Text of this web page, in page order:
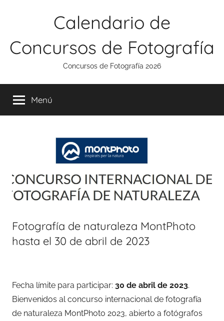
Calendario de
Concursos de Fotografía
Concursos de Fotografía 2026
Menú
Fotografía de naturaleza MontPhoto
hasta el 30 de abril de 2023
Fecha límite para participar: 30 de abril de 2023.
Bienvenidos al concurso internacional de fotografía
de naturaleza MontPhoto 2023, abierto a fotógrafos